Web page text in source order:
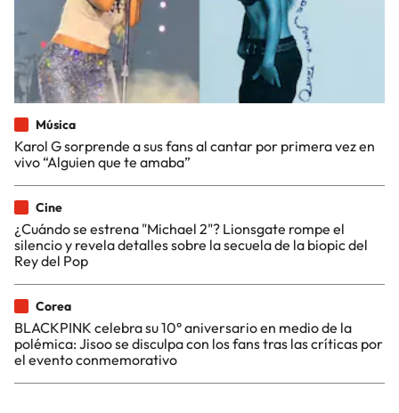
Música
Karol G sorprende a sus fans al cantar por primera vez en
vivo “Alguien que te amaba”
Cine
¿Cuándo se estrena "Michael 2"? Lionsgate rompe el
silencio y revela detalles sobre la secuela de la biopic del
Rey del Pop
Corea
BLACKPINK celebra su 10° aniversario en medio de la
polémica: Jisoo se disculpa con los fans tras las críticas por
el evento conmemorativo